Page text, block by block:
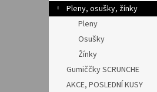
Pleny, osušky, žínky
Pleny
Osušky
Žínky
Gumiččky SCRUNCHE
AKCE, POSLEDNÍ KUSY